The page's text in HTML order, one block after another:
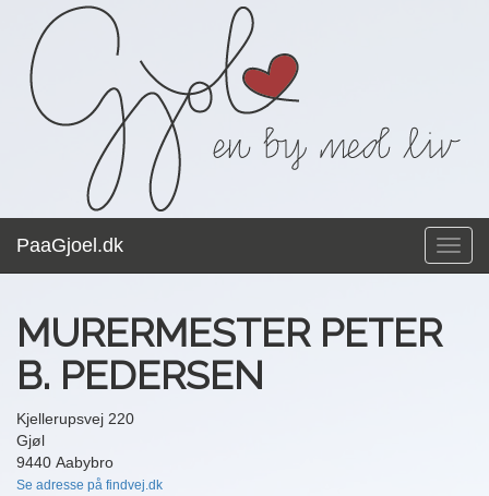
PaaGjoel.dk
MURERMESTER PETER
B. PEDERSEN
Kjellerupsvej 220
Gjøl
9440 Aabybro
Se adresse på findvej.dk